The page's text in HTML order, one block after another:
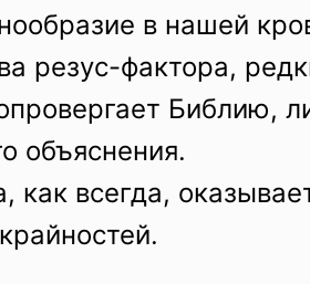
в нашей
резус-фактора,
Библию,
объяснения.
как всегда,